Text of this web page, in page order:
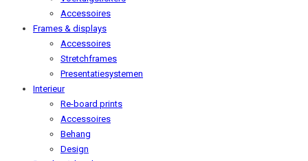
Accessoires
Frames & displays
Accessoires
Stretchframes
Presentatiesystemen
Interieur
Re-board prints
Accessoires
Behang
Design